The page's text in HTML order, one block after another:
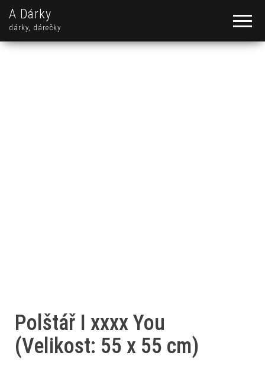
A Dárky
dárky, dárečky
Polštář I xxxx You
(Velikost: 55 x 55 cm)